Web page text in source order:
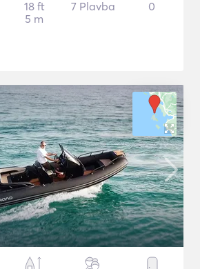
18 ft
5 m
7 Plavba 0